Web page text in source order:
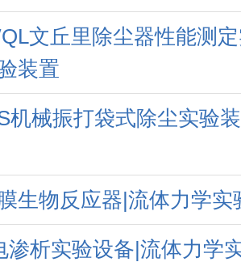
文丘里除尘器性能测
装置
机械振打袋式除尘实验
生物反应器|流体力学实
渗析实验设备|流体力学